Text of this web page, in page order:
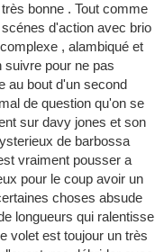
bonne . Tout comme
d'action avec brio
, alambiqué et
suivre pour ne pas
au bout d'un second
de question qu'on se
sur davy jones et son
de barbossa
vraiment pousser a
pour le coup avoir un
choses absude
longueurs qui ralentisse
volet est toujour un très